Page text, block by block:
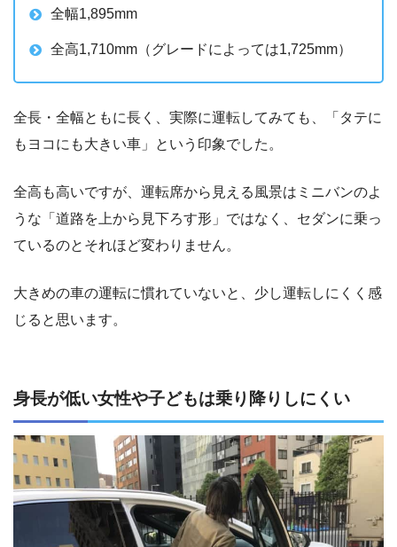
全幅1,895mm
全高1,710mm（グレードによっては1,725mm）
全長・全幅ともに長く、実際に運転してみても、「タテに
もヨコにも大きい車」という印象でした。
全高も高いですが、運転席から見える風景はミニバンのよ
うな「道路を上から見下ろす形」ではなく、セダンに乗っ
ているのとそれほど変わりません。
大きめの車の運転に慣れていないと、少し運転しにくく感
じると思います。
身長が低い女性や子どもは乗り降りしにくい